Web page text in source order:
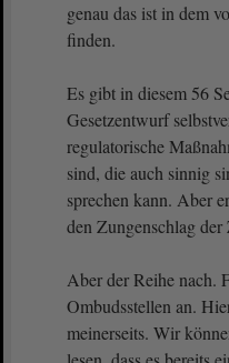
genau das ist in dem
finden.
Es gibt in diesem 56
Gesetzentwurf
regulatorische
sind, die auch sinnig
sprechen kann. Aber
den Zungenschlag der
Aber der Reihe nach.
Ombudsstellen an.
meinerseits. Wir